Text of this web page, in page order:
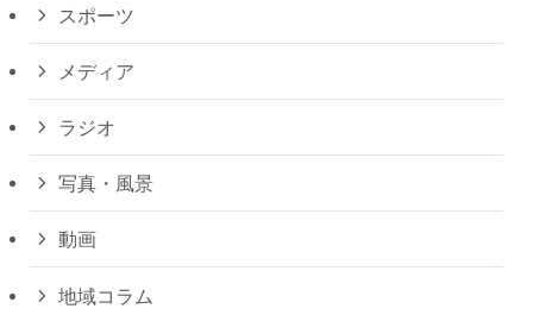
スポーツ
メディア
ラジオ
写真・風景
動画
地域コラム